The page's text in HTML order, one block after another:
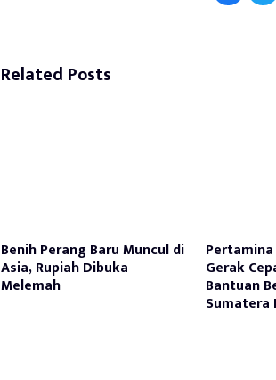
Related Posts
Benih Perang Baru Muncul di
Asia, Rupiah Dibuka
Melemah
Gerak
Bantuan
Sumatera